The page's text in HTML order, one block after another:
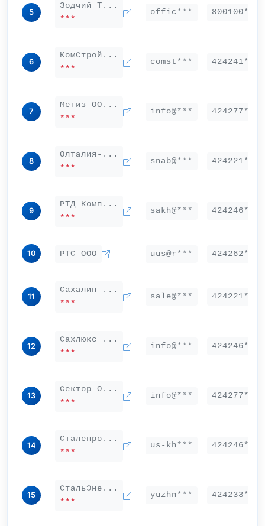
5
Зодчий Т...
***
offic*** 800100***
6
КомСтрой...
***
comst*** 424241***
7
Метиз ОО...
***
info@*** 424277***
8
Олталия-...
***
snab@*** 424221***
9
РТД Комп...
***
sakh@*** 424246***
10 РТС ООО uus@r*** 424262***
11
Сахалин ...
***
sale@*** 424221***
12
Сахлюкс ...
***
info@*** 424246***
13
Сектор О...
***
info@*** 424277***
14
Сталепро...
***
us-kh*** 424246***
15
СтальЭне...
***
yuzhn*** 424233***